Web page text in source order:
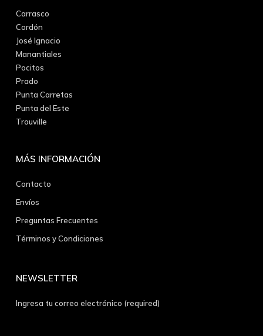
Carrasco
Cordón
José Ignacio
Manantiales
Pocitos
Prado
Punta Carretas
Punta del Este
Trouville
MÁS INFORMACIÓN
Contacto
Envíos
Preguntas Frecuentes
Términos y Condiciones
NEWSLETTER
Ingresa tu correo electrónico (required)